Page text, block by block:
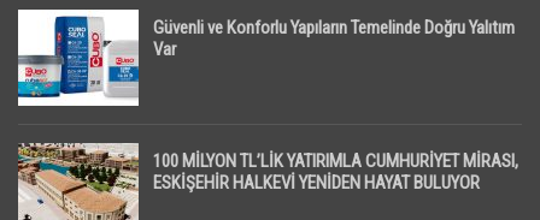
Güvenli ve Konforlu Yapıların Temelinde Doğru Yalıtım
Var
100 MİLYON TL’LİK YATIRIMLA CUMHURİYET MİRASI,
ESKİŞEHİR HALKEVİ YENİDEN HAYAT BULUYOR